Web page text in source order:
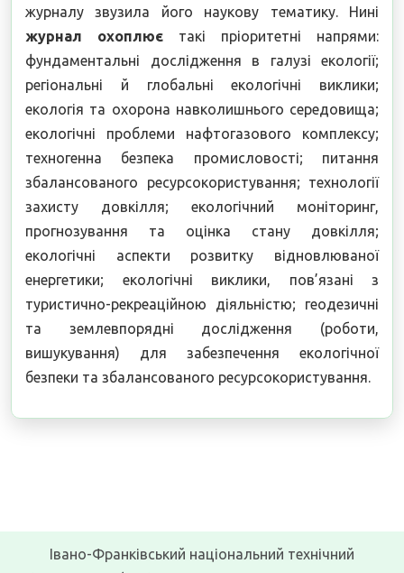
журналу звузила його наукову тематику. Нині
журнал охоплює такі пріоритетні напрями:
фундаментальні дослідження в галузі екології;
регіональні й глобальні екологічні виклики;
екологія та охорона навколишнього середовища;
екологічні проблеми нафтогазового комплексу;
техногенна безпека промисловості; питання
збалансованого ресурсокористування; технології
захисту довкілля; екологічний моніторинг,
прогнозування та оцінка стану довкілля;
екологічні аспекти розвитку відновлюваної
енергетики; екологічні виклики, пов’язані з
туристично-рекреаційною діяльністю; геодезичні
та землевпорядні дослідження (роботи,
вишукування) для забезпечення екологічної
безпеки та збалансованого ресурсокористування.
Івано-Франківський національний технічний